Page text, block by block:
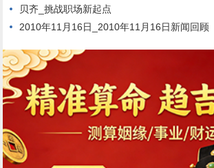
贝齐_挑战职场新起点
2010年11月16日_2010年11月16日新闻回顾